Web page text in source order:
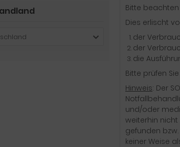
Bitte
Dies erlischt
der
der
die
Bitte prüfen
Hinweis: Der
und/oder
weiterhin
gefunden
keiner Weise